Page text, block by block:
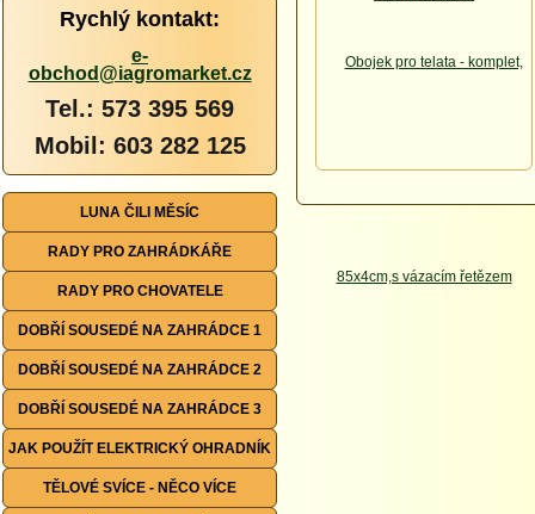
Rychlý kontakt:
e-
obchod@iagromarket.cz
Tel.: 573 395 569
Mobil: 603 282 125
LUNA ČILI MĚSÍC
RADY PRO ZAHRÁDKÁŘE
RADY PRO CHOVATELE
DOBŘÍ SOUSEDÉ NA ZAHRÁDCE 1
DOBŘÍ SOUSEDÉ NA ZAHRÁDCE 2
DOBŘÍ SOUSEDÉ NA ZAHRÁDCE 3
JAK POUŽÍT ELEKTRICKÝ OHRADNÍK
TĚLOVÉ SVÍCE - NĚCO VÍCE